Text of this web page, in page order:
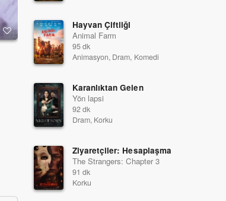
Şeytanın Avukatı
1997
1997
Hayvan Çiftliği
Animal Farm
95 dk
Animasyon, Dram, Komedi
Karanlıktan Gelen
Yön lapsi
92 dk
Dram, Korku
Ziyaretçiler: Hesaplaşma
The Strangers: Chapter 3
91 dk
Korku